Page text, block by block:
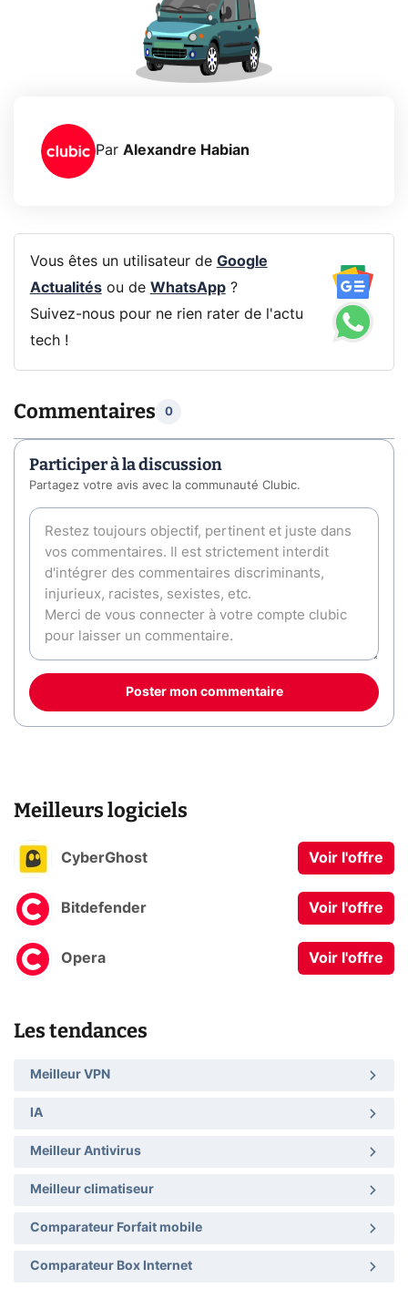
Par Alexandre Habian
Vous êtes un utilisateur de Google
Actualitésou de WhatsApp?
Suivez-nous pour ne rien rater de l'actu
tech !
Commentaires 0
Participer à la discussion
Partagez votre avis avec la communauté Clubic.
Poster mon commentaire
Meilleurs logiciels
CyberGhost Voir l'offre
Bitdefender Voir l'offre
Opera Voir l'offre
Les tendances
Meilleur VPN
IA
Meilleur Antivirus
Meilleur climatiseur
Comparateur Forfait mobile
Comparateur Box Internet